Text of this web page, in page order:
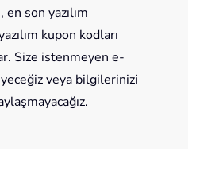
son yazılım
kupon kodları
Size istenmeyen e-
veya bilgilerinizi